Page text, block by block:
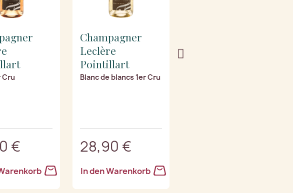
Cru
€
Champagner
Leclère
Pointillart
Blanc de blancs 1er Cru
28,90 €
In den Warenkorb